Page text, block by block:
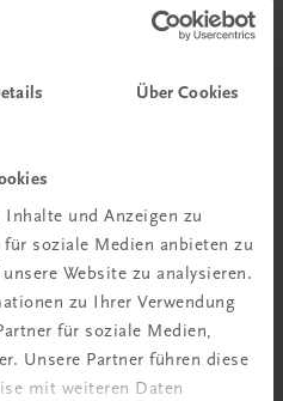
Über Cookies
und Anzeigen zu
soziale Medien anbieten zu
Website zu analysieren.
zu Ihrer Verwendung
für soziale Medien,
Unsere Partner führen diese
mit weiteren Daten